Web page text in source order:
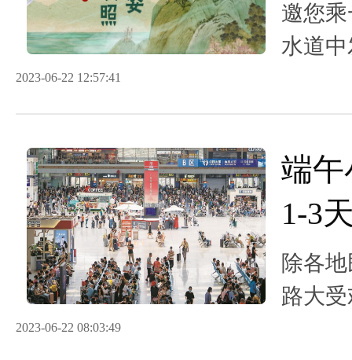
邀您
水道
2023-06-22 12:57:41
端午
1-3
假
除各
路大
2023-06-22 08:03:49